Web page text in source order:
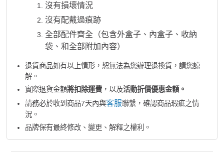
沒有損壞情況
沒有配戴過痕跡
全部配件齊全（包含外盒子、內盒子、收納
袋、和全部附加內容）
退貨商品如有以上情形，恕無法為您辦理退換貨，請您諒
解。
實際退貨金額將扣除運費，以及活動折價優惠金額。
請務必於收到商品7天內與客服聯繫，確認商品瑕疵之情
況。
品牌保有最終修改、變更、解釋之權利。